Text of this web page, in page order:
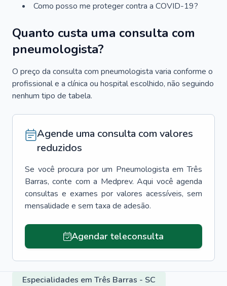
Como posso me proteger contra a COVID-19?
Quanto custa uma consulta com
pneumologista?
O preço da consulta com pneumologista varia conforme o
profissional e a clínica ou hospital escolhido, não seguindo
nenhum tipo de tabela.
Agende uma consulta com valores
reduzidos
Se você procura por um Pneumologista em Três
Barras, conte com a Medprev. Aqui você agenda
consultas e exames por valores acessíveis, sem
mensalidade e sem taxa de adesão.
Agendar teleconsulta
Especialidades em Três Barras - SC